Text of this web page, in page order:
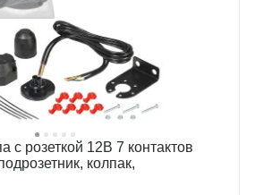
с розеткой 12В 7 контактов
колпак,